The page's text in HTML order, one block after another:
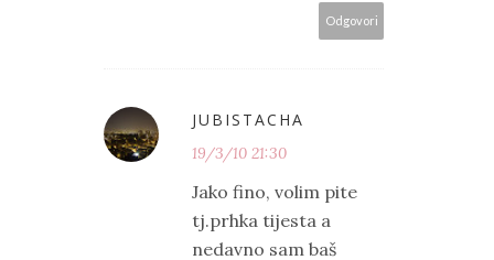
Odgovori
JUBISTACHA
19/3/10 21:30
Jako fino, volim pite
tj.prhka tijesta a
nedavno sam baš